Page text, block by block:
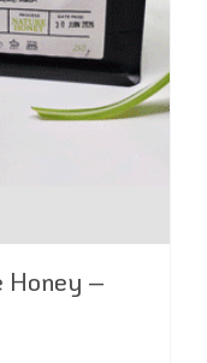
Honey –